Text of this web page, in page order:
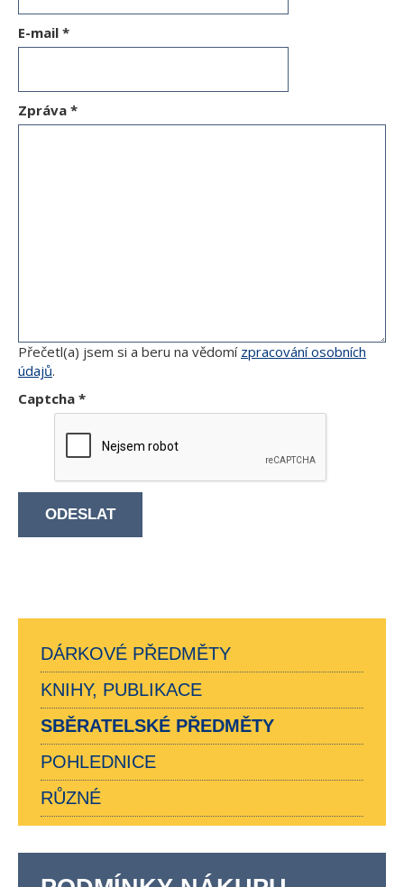
E-mail *
Zpráva *
Přečetl(a) jsem si a beru na vědomí zpracování osobních
údajů.
Captcha *
ODESLAT
DÁRKOVÉ PŘEDMĚTY
KNIHY, PUBLIKACE
SBĚRATELSKÉ PŘEDMĚTY
POHLEDNICE
RŮZNÉ